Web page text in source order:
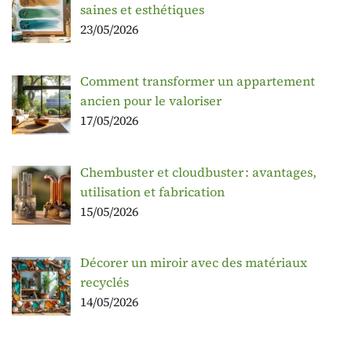
saines et esthétiques
23/05/2026
Comment transformer un appartement
ancien pour le valoriser
17/05/2026
Chembuster et cloudbuster : avantages,
utilisation et fabrication
15/05/2026
Décorer un miroir avec des matériaux
recyclés
14/05/2026